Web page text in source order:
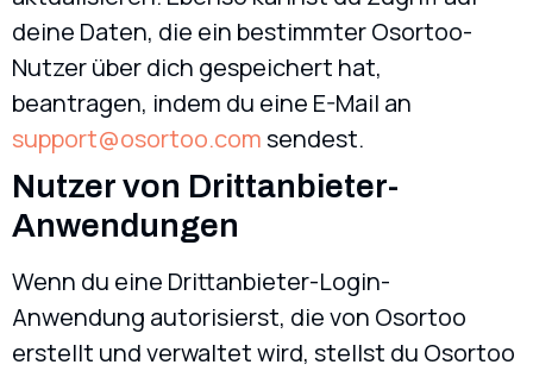
deine Daten, die ein bestimmter Osortoo-
Nutzer über dich gespeichert hat,
beantragen, indem du eine E-Mail an
support@osortoo.comsendest.
Nutzer von Drittanbieter-
Anwendungen
Wenn du eine Drittanbieter-Login-
Anwendung autorisierst, die von Osortoo
erstellt und verwaltet wird, stellst du Osortoo